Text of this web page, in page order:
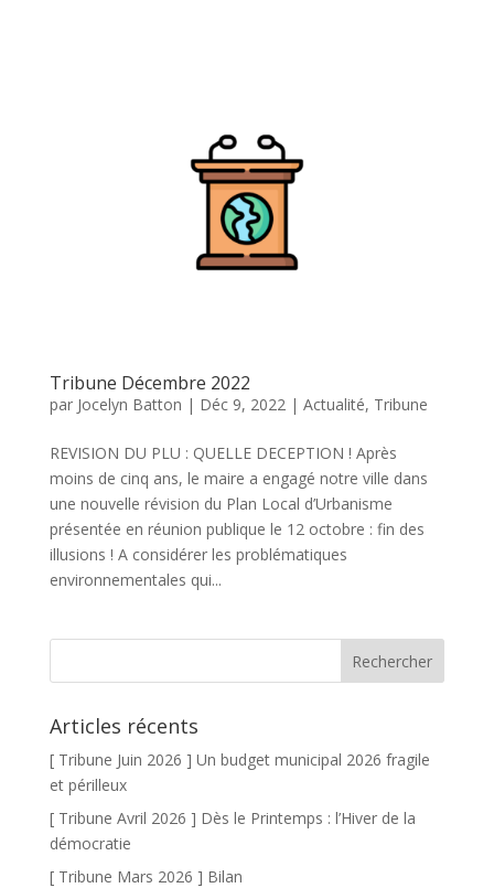
Tribune Décembre 2022
par Jocelyn Batton | Déc 9, 2022| Actualité, Tribune
REVISION DU PLU : QUELLE DECEPTION ! Après
moins de cinq ans, le maire a engagé notre ville dans
une nouvelle révision du Plan Local d’Urbanisme
présentée en réunion publique le 12 octobre : fin des
illusions ! A considérer les problématiques
environnementales qui...
Articles récents
[ Tribune Juin 2026 ] Un budget municipal 2026 fragile
et périlleux
[ Tribune Avril 2026 ] Dès le Printemps : l’Hiver de la
démocratie
[ Tribune Mars 2026 ] Bilan